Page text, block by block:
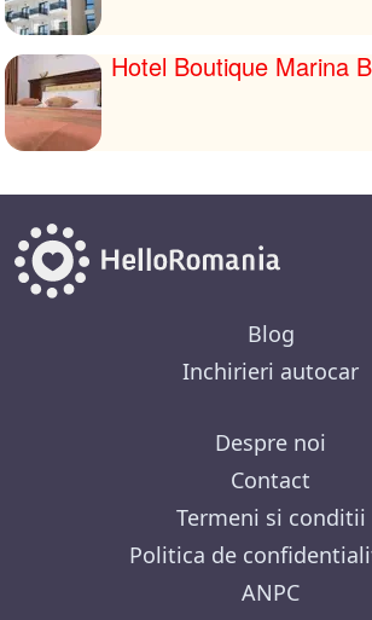
Hotel Boutique Marina
Blog
Inchirieri autocar
Despre noi
Contact
Termeni si conditii
Politica de
ANPC